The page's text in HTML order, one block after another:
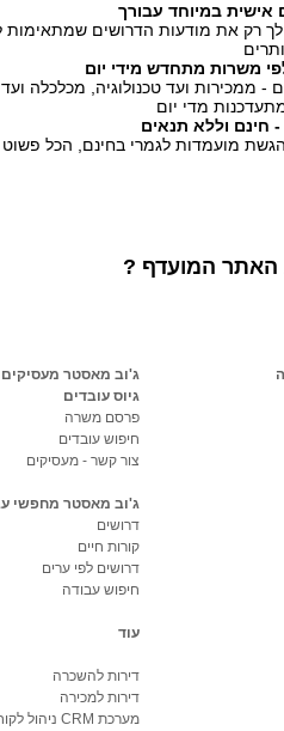
במיוחד עבורך
לך רק את מודעות הדרושים שמתאימות
משרות מתחדש מידי יום
- ממכירות ועד טכנולוגיה, מכלכלה
מדי יום
חינם וללא תנאים
מועמדות לגמרי בחינם, הכל פשוט
האתר המועדף ?
ג'וב מאסטר מעסיקים
גיוס עובדים
פרסם משרה
חיפוש עובדים
צור קשר - מעסיקים
ג'וב מאסטר מחפשי
דרושים
קורות חיים
דרושים לפי ערים
חיפוש עבודה
עוד
דירות להשכרה
דירות למכירה
מערכת CRM ניהול לקוחות